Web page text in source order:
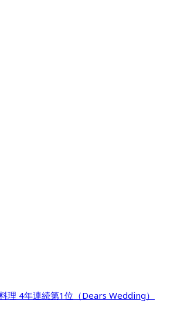
理 4年連続第1位（Dears Wedding）